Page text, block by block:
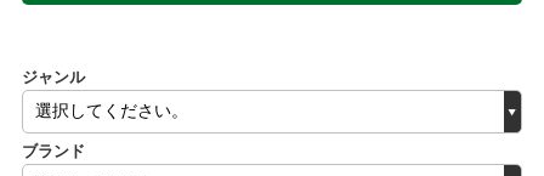
ジャンル
ブランド